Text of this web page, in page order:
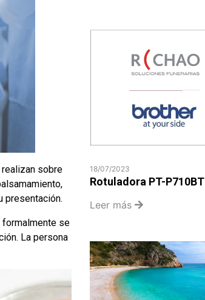
realizan sobre
presentación.
formalmente se
La persona
18/07/2023
Rotuladora PT-P710BT
Leer más